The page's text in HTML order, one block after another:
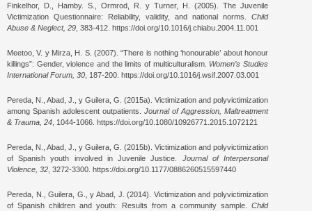
Finkelhor, D., Hamby. S., Ormrod, R. y Turner, H. (2005). The Juvenile
Victimization Questionnaire: Reliability, validity, and national norms. Child
Abuse & Neglect, 29 , 383-412. https://doi.org/10.1016/j.chiabu.2004.11.001
Meetoo, V. y Mirza, H. S. (2007). “There is nothing ‘honourable’ about honour
killings”: Gender, violence and the limits of multiculturalism. Women’s Studies
International Forum, 30 , 187-200. https://doi.org/10.1016/j.wsif.2007.03.001
Pereda, N., Abad, J., y Guilera, G. (2015a). Victimization and polyvictimization
among Spanish adolescent outpatients. Journal of Aggression, Maltreatment
& Trauma, 24 , 1044-1066. https://doi.org/10.1080/10926771.2015.1072121
Pereda, N., Abad, J., y Guilera, G. (2015b). Victimization and polyvictimization
of Spanish youth involved in Juvenile Justice. Journal of Interpersonal
Violence, 32 , 3272-3300. https://doi.org/10.1177/0886260515597440
Pereda, N., Guilera, G., y Abad, J. (2014). Victimization and polyvictimization
of Spanish children and youth: Results from a community sample. Child